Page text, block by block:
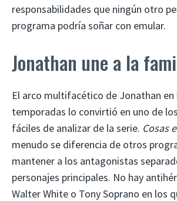
responsabilidades que ningún otro
programa podría soñar con emular.
Jonathan une a la
El arco multifacético de Jonathan en
temporadas lo convirtió en uno de
fáciles de analizar de la serie. Cosas
menudo se diferencia de otros
mantener a los antagonistas
personajes principales. No hay
Walter White o Tony Soprano en los